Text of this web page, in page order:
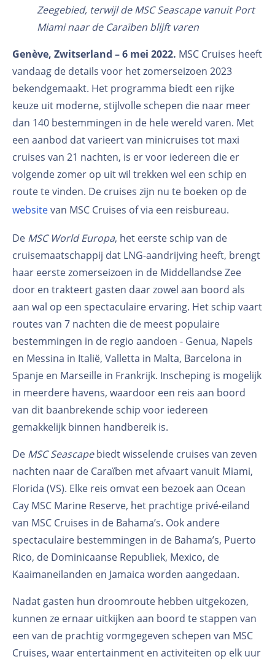
Zeegebied, terwijl de MSC Seascape vanuit Port
Miami naar de Caraïben blijft varen
Genève, Zwitserland – 6 mei 2022. MSC Cruises heeft
vandaag de details voor het zomerseizoen 2023
bekendgemaakt. Het programma biedt een rijke
keuze uit moderne, stijlvolle schepen die naar meer
dan 140 bestemmingen in de hele wereld varen. Met
een aanbod dat varieert van minicruises tot maxi
cruises van 21 nachten, is er voor iedereen die er
volgende zomer op uit wil trekken wel een schip en
route te vinden. De cruises zijn nu te boeken op de
websitevan MSC Cruises of via een reisbureau.
De MSC World Europa, het eerste schip van de
cruisemaatschappij dat LNG-aandrijving heeft, brengt
haar eerste zomerseizoen in de Middellandse Zee
door en trakteert gasten daar zowel aan boord als
aan wal op een spectaculaire ervaring. Het schip vaart
routes van 7 nachten die de meest populaire
bestemmingen in de regio aandoen - Genua, Napels
en Messina in Italië, Valletta in Malta, Barcelona in
Spanje en Marseille in Frankrijk. Inscheping is mogelijk
in meerdere havens, waardoor een reis aan boord
van dit baanbrekende schip voor iedereen
gemakkelijk binnen handbereik is.
De MSC Seascapebiedt wisselende cruises van zeven
nachten naar de Caraïben met afvaart vanuit Miami,
Florida (VS). Elke reis omvat een bezoek aan Ocean
Cay MSC Marine Reserve, het prachtige privé-eiland
van MSC Cruises in de Bahama’s. Ook andere
spectaculaire bestemmingen in de Bahama’s, Puerto
Rico, de Dominicaanse Republiek, Mexico, de
Kaaimaneilanden en Jamaica worden aangedaan.
Nadat gasten hun droomroute hebben uitgekozen,
kunnen ze ernaar uitkijken aan boord te stappen van
een van de prachtig vormgegeven schepen van MSC
Cruises, waar entertainment en activiteiten op elk uur